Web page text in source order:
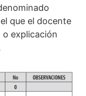
que el docente
o explicación